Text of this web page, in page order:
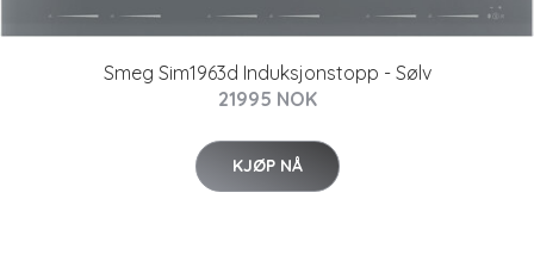
Smeg Sim1963d Induksjonstopp - Sølv
21995 NOK
KJØP NÅ